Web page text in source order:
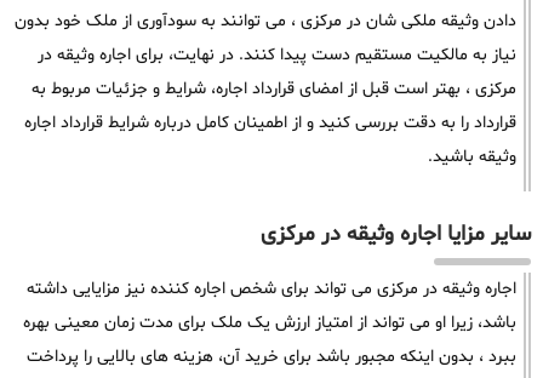
دادن وثیقه ملکی شان در مرکزی ، می توانند به سودآوری از ملک خود بدون
نیاز به مالکیت مستقیم دست پیدا کنند. در نهایت، برای اجاره وثیقه در
مرکزی ، بهتر است قبل از امضای قرارداد اجاره، شرایط و جزئیات مربوط به
قرارداد را به دقت بررسی کنید و از اطمینان کامل درباره شرایط قرارداد اجاره
وثیقه باشید.
سایر مزایا اجاره وثیقه در مرکزی
اجاره وثیقه در مرکزی می تواند برای شخص اجاره کننده نیز مزایایی داشته
باشد، زیرا او می تواند از امتیاز ارزش یک ملک برای مدت زمان معینی بهره
ببرد ، بدون اینکه مجبور باشد برای خرید آن، هزینه های بالایی را پرداخت